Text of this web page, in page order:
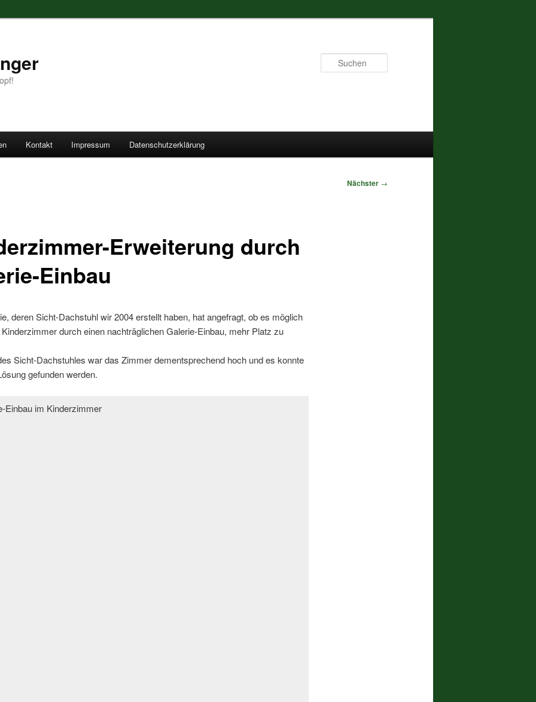
Kontakt Impressum Datenschutzerklärung
Nächster →
Erweiterung durch
Einbau
deren Sicht-Dachstuhl wir 2004 erstellt haben, hat angefragt, ob es möglich
durch einen nachträglichen Galerie-Einbau, mehr Platz zu
Sicht-Dachstuhles war das Zimmer dementsprechend hoch und es konnte
gefunden werden.